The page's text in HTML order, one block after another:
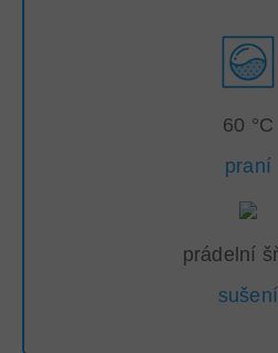
60 °C
praní
prádelní
sušení